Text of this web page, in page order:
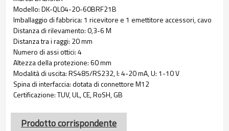
Modello: DK-QL04-20-60BRF21B
Imballaggio di fabbrica: 1 ricevitore e 1 emettitore accessori, cavo
Distanza di rilevamento: 0,3-6 M
Distanza tra i raggi: 20 mm
Numero di assi ottici: 4
Altezza della protezione: 60 mm
Modalità di uscita: RS485/RS232, I: 4-20 mA, U: 1-10 V
Spina di interfaccia: dotata di connettore M12
Certificazione: TUV, UL, CE, RoSH, GB
Prodotto corrispondente